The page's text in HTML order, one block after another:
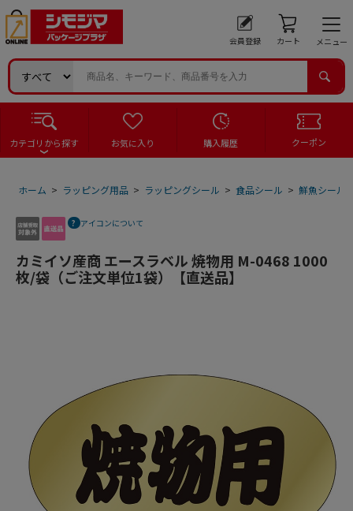
会員登録 カート メニュー
カテゴリから探す お気に入り 購入履歴 クーポン
ホーム > ラッピング用品 > ラッピングシール > 食品シール > 鮮魚シール
アイコンについて
カミイソ産商 エースラベル 焼物用 M-0468 1000
枚/袋（ご注文単位1袋）【直送品】